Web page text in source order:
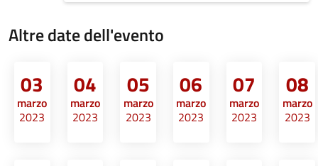
Altre date dell'evento
03
marzo
2023
04
marzo
2023
05
marzo
2023
06
marzo
2023
07
marzo
2023
08
marzo
2023